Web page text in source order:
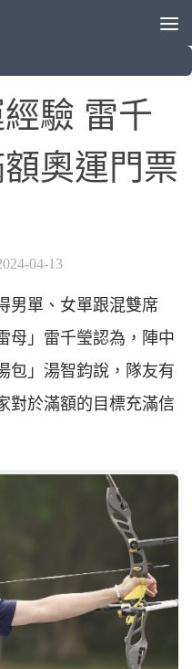
驗 雷千
奧運門票
04-13
男單、女單跟混雙席
母」雷千瑩認為，陣中
包」湯智鈞說，隊友有
對於滿額的目標充滿信